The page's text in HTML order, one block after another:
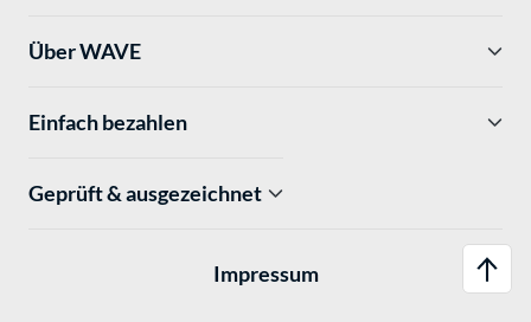
Über WAVE
Einfach bezahlen
Geprüft & ausgezeichnet
Impressum